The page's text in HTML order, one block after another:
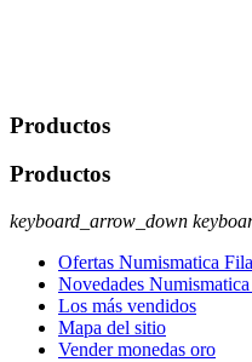
Productos
Productos
keyboard_arrow_down
Ofertas Numismatica
Novedades
Los más vendidos
Mapa del sitio
Vender monedas oro